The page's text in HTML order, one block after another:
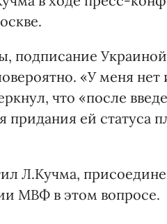
подписание
«У меня
что «после
придания ей статуса
Л.Кучма,
МВФ в этом вопросе.